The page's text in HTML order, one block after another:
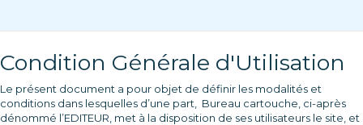
Condition Générale d'Utilisation
Le présent document a pour objet de définir les modalités et
conditions dans lesquelles d’une part, Bureau cartouche, ci-après
dénommé l’EDITEUR, met à la disposition de ses utilisateurs le site, et